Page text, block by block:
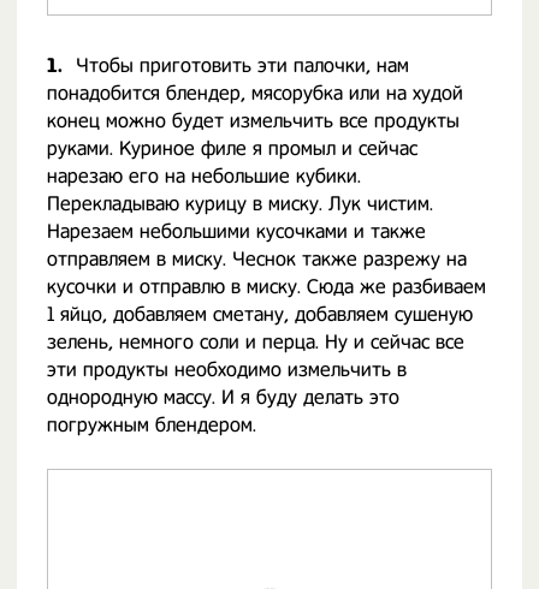
1.
Чтобы приготовить эти палочки, нам
понадобится блендер, мясорубка или на худой
конец можно будет измельчить все продукты
руками. Куриное филе я промыл и сейчас
нарезаю его на небольшие кубики.
Перекладываю курицу в миску. Лук чистим.
Нарезаем небольшими кусочками и также
отправляем в миску. Чеснок также разрежу на
кусочки и отправлю в миску. Сюда же разбиваем
1 яйцо, добавляем сметану, добавляем сушеную
зелень, немного соли и перца. Ну и сейчас все
эти продукты необходимо измельчить в
однородную массу. И я буду делать это
погружным блендером.